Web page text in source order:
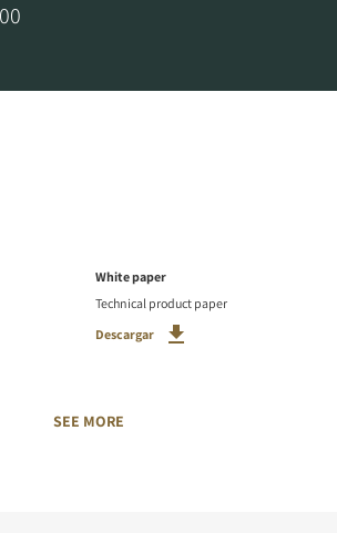
White paper
Technical product paper
Descargar
SEE MORE